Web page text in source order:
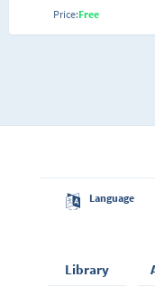
Price:Free
Language
Library